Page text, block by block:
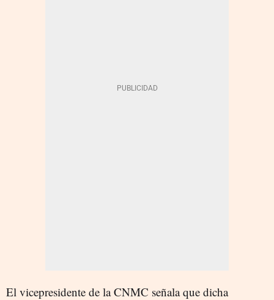
El vicepresidente de la CNMC señala que dicha